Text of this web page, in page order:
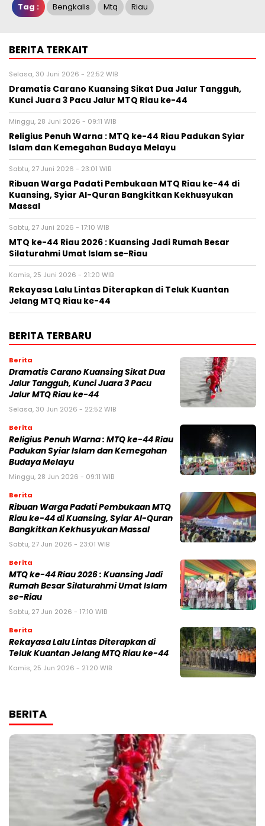
Tag : Bengkalis Mtq Riau
BERITA TERKAIT
Selasa, 30 Juni 2026 - 22:52 WIB
Dramatis Carano Kuansing Sikat Dua Jalur Tangguh,
Kunci Juara 3 Pacu Jalur MTQ Riau ke-44
Minggu, 28 Juni 2026 - 09:11 WIB
Religius Penuh Warna : MTQ ke-44 Riau Padukan Syiar
Islam dan Kemegahan Budaya Melayu
Sabtu, 27 Juni 2026 - 23:01 WIB
Ribuan Warga Padati Pembukaan MTQ Riau ke-44 di
Kuansing, Syiar Al-Quran Bangkitkan Kekhusyukan
Massal
Sabtu, 27 Juni 2026 - 17:10 WIB
MTQ ke-44 Riau 2026 : Kuansing Jadi Rumah Besar
Silaturahmi Umat Islam se-Riau
Kamis, 25 Juni 2026 - 21:20 WIB
Rekayasa Lalu Lintas Diterapkan di Teluk Kuantan
Jelang MTQ Riau ke-44
BERITA TERBARU
Berita
Dramatis Carano Kuansing Sikat Dua
Jalur Tangguh, Kunci Juara 3 Pacu
Jalur MTQ Riau ke-44
Selasa, 30 Jun 2026 - 22:52 WIB
Berita
Religius Penuh Warna : MTQ ke-44 Riau
Padukan Syiar Islam dan Kemegahan
Budaya Melayu
Minggu, 28 Jun 2026 - 09:11 WIB
Berita
Ribuan Warga Padati Pembukaan MTQ
Riau ke-44 di Kuansing, Syiar Al-Quran
Bangkitkan Kekhusyukan Massal
Sabtu, 27 Jun 2026 - 23:01 WIB
Berita
MTQ ke-44 Riau 2026 : Kuansing Jadi
Rumah Besar Silaturahmi Umat Islam
se-Riau
Sabtu, 27 Jun 2026 - 17:10 WIB
Berita
Rekayasa Lalu Lintas Diterapkan di
Teluk Kuantan Jelang MTQ Riau ke-44
Kamis, 25 Jun 2026 - 21:20 WIB
BERITA